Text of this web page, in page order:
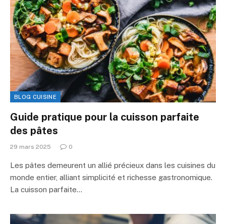
BLOG CUISINE
Guide pratique pour la cuisson parfaite
des pâtes
29 mars 2025 0
Les pâtes demeurent un allié précieux dans les cuisines du
monde entier, alliant simplicité et richesse gastronomique.
La cuisson parfaite…